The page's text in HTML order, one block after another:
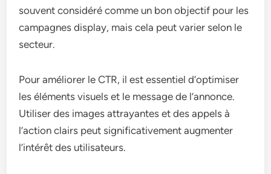
souvent considéré comme un bon objectif pour les
campagnes display, mais cela peut varier selon le
secteur.
Pour améliorer le CTR, il est essentiel d’optimiser
les éléments visuels et le message de l’annonce.
Utiliser des images attrayantes et des appels à
l’action clairs peut significativement augmenter
l’intérêt des utilisateurs.